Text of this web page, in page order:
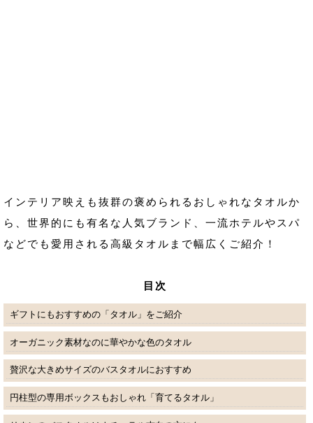
インテリア映えも抜群の褒められるおしゃれなタオルか
ら、世界的にも有名な人気ブランド、一流ホテルやスパ
などでも愛用される高級タオルまで幅広くご紹介！
目次
ギフトにもおすすめの「タオル」をご紹介
オーガニック素材なのに華やかな色のタオル
贅沢な大きめサイズのバスタオルにおすすめ
円柱型の専用ボックスもおしゃれ「育てるタオル」